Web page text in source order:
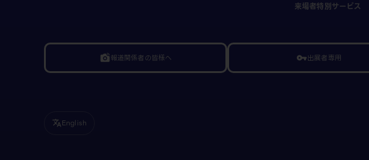
来場者特別サービス
linked_camera報道関係者の皆様へ vpn_key出展者専用
translateEnglish